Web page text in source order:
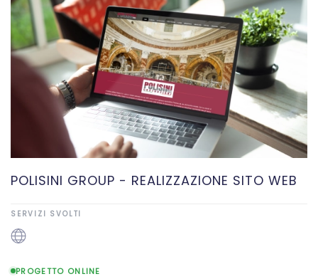
POLISINI GROUP - REALIZZAZIONE SITO WEB
SERVIZI SVOLTI
PROGETTO ONLINE